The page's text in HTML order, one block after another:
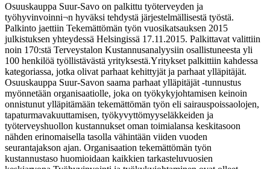
Osuuskauppa Suur-Savo on palkittu työterveyden ja
työhyvinvoinni¬n hyväksi tehdystä järjestelmällisestä työstä.
Palkinto jaettiin Tekemättömän työn vuosikatsauksen 2015
julkistuksen yhteydessä Helsingissä 17.11.2015. Palkittavat valittiin
noin 170:stä Terveystalon Kustannusanalyysiin osallistuneesta yli
100 henkilöä työllistävästä yrityksestä.Yritykset palkittiin kahdessa
kategoriassa, jotka olivat parhaat kehittyjät ja parhaat ylläpitäjät.
Osuuskauppa Suur-Savon saama parhaat ylläpitäjät -tunnustus
myönnetään organisaatiolle, joka on työkykyjohtamisen keinoin
onnistunut ylläpitämään tekemättömän työn eli sairauspoissaolojen,
tapaturmavakuuttamisen, työkyvyttömyyseläkkeiden ja
työterveyshuollon kustannukset oman toimialansa keskitasoon
nähden erinomaisella tasolla vähintään viiden vuoden
seurantajakson ajan. Organisaation tekemättömän työn
kustannustaso huomioidaan kaikkien tarkasteluvuosien